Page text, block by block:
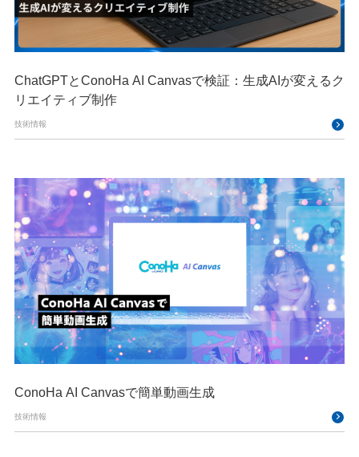
ChatGPTとConoHa AI Canvasで検証：生成AIが変えるク
リエイティブ制作
技術情報
ConoHa AI Canvasで簡単動画生成
技術情報